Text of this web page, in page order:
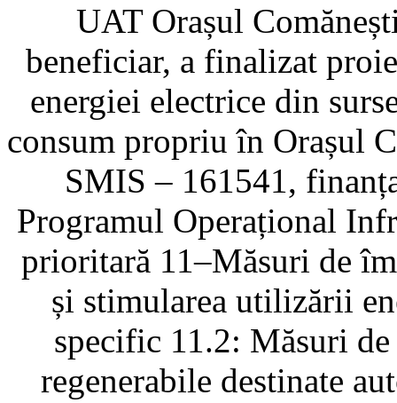
UAT Orașul Comănești
beneficiar, a finalizat
energiei electrice din
consum propriu în Orașul
SMIS – 161541,
Programul Operațional
prioritară 11–Măsuri de
și stimularea utilizării
specific 11.2: Măsuri
regenerabile destinate